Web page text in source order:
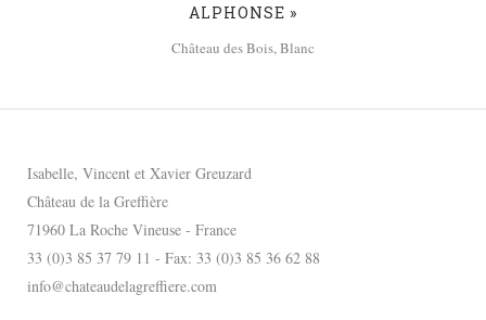
ALPHONSE »
Château des Bois, Blanc
Isabelle, Vincent et Xavier Greuzard
Château de la Greffière
71960 La Roche Vineuse - France
33 (0)3 85 37 79 11 - Fax: 33 (0)3 85 36 62 88
info@chateaudelagreffiere.com